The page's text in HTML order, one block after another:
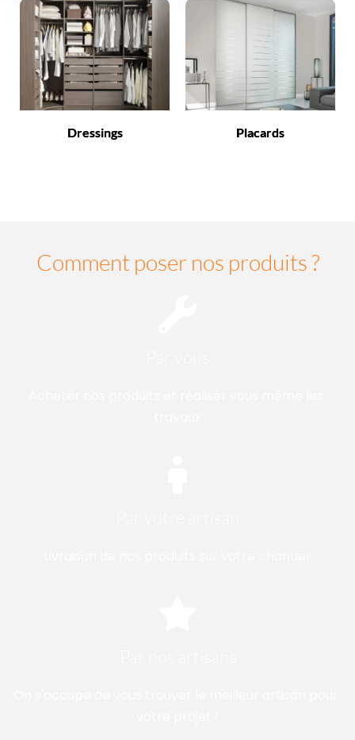
Dressings Placards
Comment poser nos produits ?